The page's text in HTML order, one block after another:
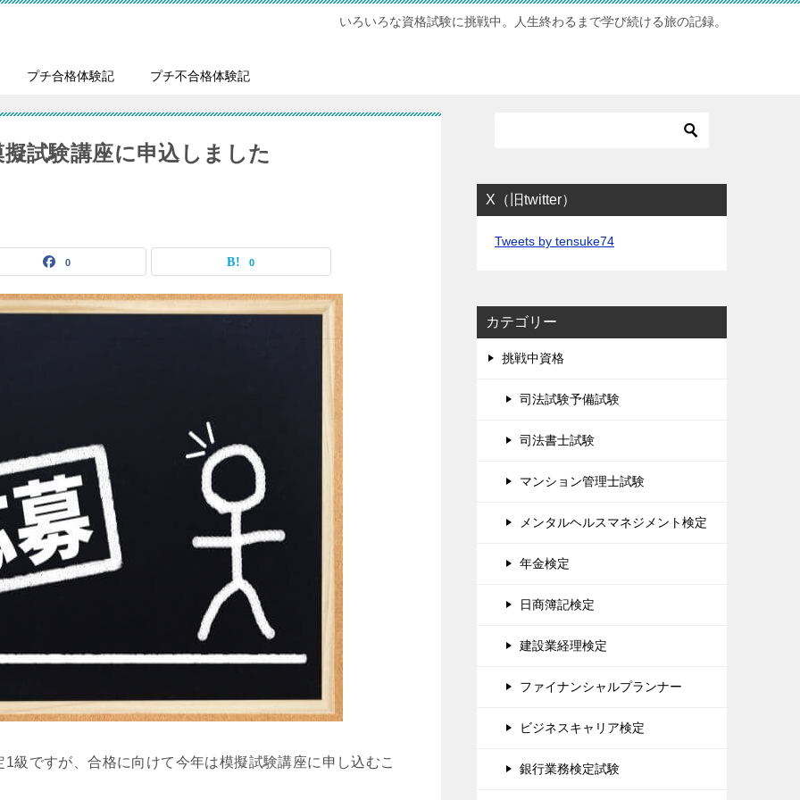
いろいろな資格試験に挑戦中。人生終わるまで学び続ける旅の記録。
プチ合格体験記 プチ不合格体験記
試験講座に申込しました
0 0
級ですが、合格に向けて今年は模擬試験講座に申し込むこ
X（旧twitter）
Tweets by tensuke74
カテゴリー
挑戦中資格
司法試験予備試験
司法書士試験
マンション管理士試験
メンタルヘルスマネジメント検定
年金検定
日商簿記検定
建設業経理検定
ファイナンシャルプランナー
ビジネスキャリア検定
銀行業務検定試験